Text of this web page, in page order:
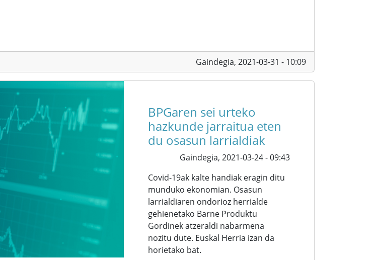
Gaindegia, 2021-03-31 - 10:09
BPGaren sei urteko
hazkunde jarraitua eten
du osasun larrialdiak
Gaindegia, 2021-03-24 - 09:43
Covid-19ak kalte handiak eragin ditu
munduko ekonomian. Osasun
larrialdiaren ondorioz herrialde
gehienetako Barne Produktu
Gordinek atzeraldi nabarmena
nozitu dute. Euskal Herria izan da
horietako bat.